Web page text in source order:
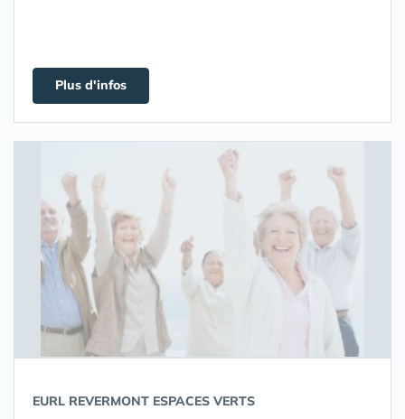
Plus d'infos
EURL REVERMONT ESPACES VERTS